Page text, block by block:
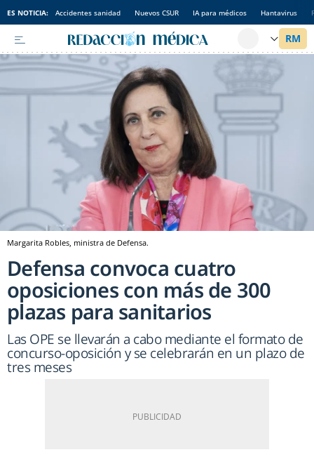
ES NOTICIA: Accidentes sanidad Nuevos CSUR IA para médicos Hantavirus
Margarita Robles, ministra de Defensa.
Defensa convoca cuatro
oposiciones con más de 300
plazas para sanitarios
Las OPE se llevarán a cabo mediante el formato de
concurso-oposición y se celebrarán en un plazo de
tres meses